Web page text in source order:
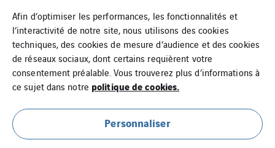
Mentions légales
Cookies
Plan du site
Afin d’optimiser les performances, les fonctionnalités et
l’interactivité de notre site, nous utilisons des cookies
techniques, des cookies de mesure d’audience et des cookies
de réseaux sociaux, dont certains requièrent votre
consentement préalable. Vous trouverez plus d’informations à
ce sujet dans notre politique de cookies.
Personnaliser